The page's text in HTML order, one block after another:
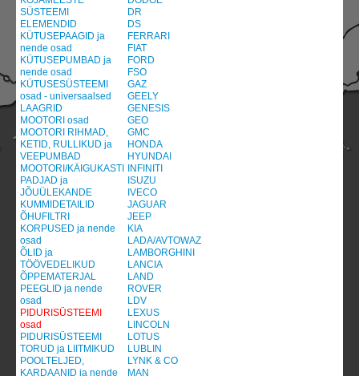
SÜSTEEMI
ELEMENDID
KÜTUSEPAAGID ja
nende osad
KÜTUSEPUMBAD ja
nende osad
KÜTUSESÜSTEEMI
osad - universaalsed
LAAGRID
MOOTORI osad
MOOTORI RIHMAD,
KETID, RULLIKUD ja
VEEPUMBAD
MOOTORI/KÄIGUKASTI
PADJAD ja
JÕUÜLEKANDE
KUMMIDETAILID
ÕHUFILTRI
KORPUSED ja nende
osad
ÕLID ja
TÖÖVEDELIKUD
ÕPPEMATERJAL
PEEGLID ja nende
osad
PIDURISÜSTEEMI
osad
PIDURISÜSTEEMI
TORUD ja LIITMIKUD
POOLTELJED,
KARDAANID ja nende
DR
DS
FERRARI
FIAT
FORD
FSO
GAZ
GEELY
GENESIS
GEO
GMC
HONDA
HYUNDAI
INFINITI
ISUZU
IVECO
JAGUAR
JEEP
KIA
LADA/AVTOWAZ
LAMBORGHINI
LANCIA
LAND
ROVER
LDV
LEXUS
LINCOLN
LOTUS
LUBLIN
LYNK & CO
MAN